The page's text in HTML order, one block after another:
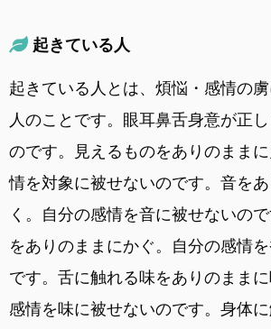
起きている人
起きている人とは、煩悩・感情の
人のことです。眼耳鼻舌身意が正
のです。見えるものをありのまま
情を対象に被せないのです。音を
く。自分の感情を音に被せないの
をありのままにかぐ。自分の感情
です。舌に触れる味をありのまま
感情を味に被せないのです。身体